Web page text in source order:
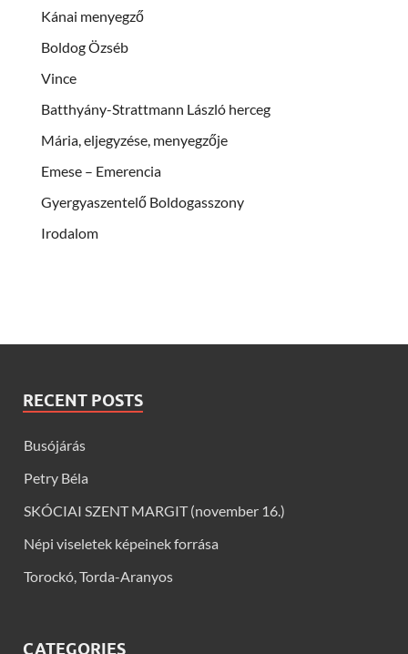
Kánai menyegző
Boldog Özséb
Vince
Batthyány-Strattmann László herceg
Mária, eljegyzése, menyegzője
Emese – Emerencia
Gyergyaszentelő Boldogasszony
Irodalom
RECENT POSTS
Busójárás
Petry Béla
SKÓCIAI SZENT MARGIT (november 16.)
Népi viseletek képeinek forrása
Torockó, Torda-Aranyos
CATEGORIES